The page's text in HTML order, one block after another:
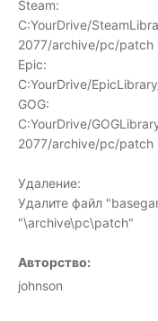
Steam:
C:YourDrive/
2077/archive/pc/patch
Epic:
C:YourDrive/
GOG:
C:YourDrive/
2077/archive/pc/patch
Удаление:
Удалите файл
"\archive\pc\patch"
Авторство:
johnson